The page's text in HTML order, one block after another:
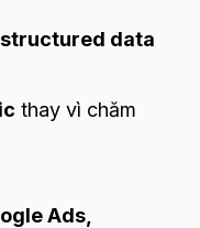
data
thay vì chăm
Ads,